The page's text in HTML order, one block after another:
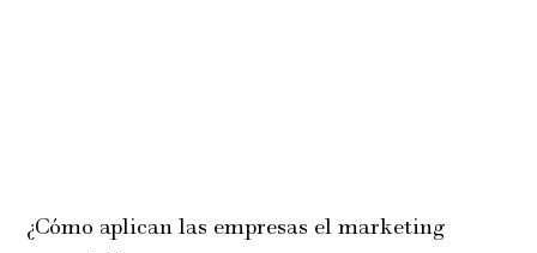
¿Cómo aplican las empresas el marketing